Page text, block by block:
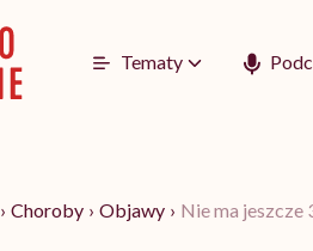
Tematy
› Choroby › Objawy › Nie ma jeszcze